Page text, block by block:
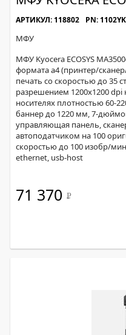
АРТИКУЛ: 118802 PN:
МФУ
МФУ Kyocera ECOSYS
формата а4 (принтер/
печать со скоростью до 35
разрешением 1200х1200 dpi
носителях плотностью 60-
баннер до 1220 мм, 7-
управляющая панель,
автоподатчиком на 100
скоростью до 100 изобр/
ethernet, usb-host
71 370 Р